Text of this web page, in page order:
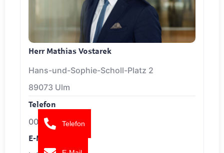
Herr Mathias Vostarek
Hans-und-Sophie-Scholl-Platz 2
89073 Ulm
Telefon
0049716197680
E-Mail
Telefon